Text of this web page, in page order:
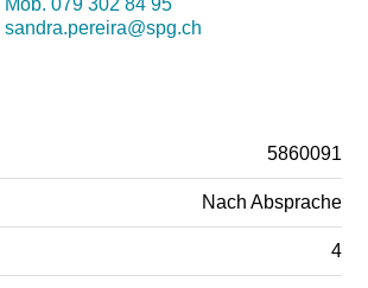
Mob. 079 302 84 95
sandra.pereira@spg.ch
5860091
Nach Absprache
4